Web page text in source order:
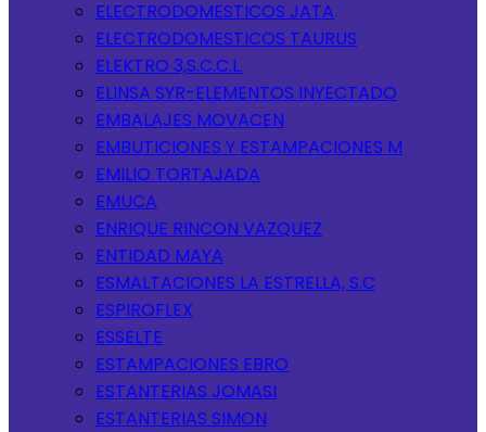
ELECTRODOMESTICOS JATA
ELECTRODOMESTICOS TAURUS
ELEKTRO 3,S.C.C.L.
ELINSA SYR-ELEMENTOS INYECTADO
EMBALAJES MOVACEN
EMBUTICIONES Y ESTAMPACIONES M
EMILIO TORTAJADA
EMUCA
ENRIQUE RINCON VAZQUEZ
ENTIDAD MAYA
ESMALTACIONES LA ESTRELLA, S.C
ESPIROFLEX
ESSELTE
ESTAMPACIONES EBRO
ESTANTERIAS JOMASI
ESTANTERIAS SIMON